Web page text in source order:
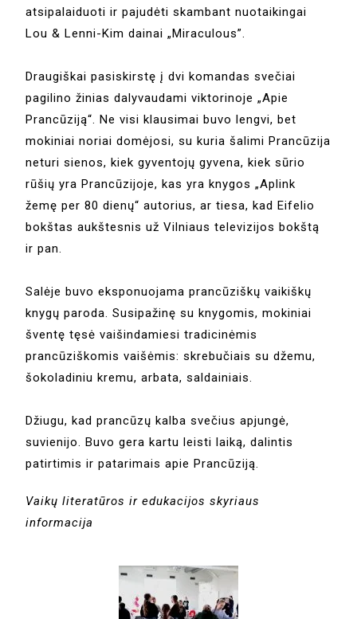
atsipalaiduoti ir pajudėti skambant nuotaikingai
Lou & Lenni-Kim dainai „Miraculous”.
Draugiškai pasiskirstę į dvi komandas svečiai
pagilino žinias dalyvaudami viktorinoje „Apie
Prancūziją“. Ne visi klausimai buvo lengvi, bet
mokiniai noriai domėjosi, su kuria šalimi Prancūzija
neturi sienos, kiek gyventojų gyvena, kiek sūrio
rūšių yra Prancūzijoje, kas yra knygos „Aplink
žemę per 80 dienų“ autorius, ar tiesa, kad Eifelio
bokštas aukštesnis už Vilniaus televizijos bokštą
ir pan.
Salėje buvo eksponuojama prancūziškų vaikiškų
knygų paroda. Susipažinę su knygomis, mokiniai
šventę tęsė vaišindamiesi tradicinėmis
prancūziškomis vaišėmis: skrebučiais su džemu,
šokoladiniu kremu, arbata, saldainiais.
Džiugu, kad prancūzų kalba svečius apjungė,
suvienijo. Buvo gera kartu leisti laiką, dalintis
patirtimis ir patarimais apie Prancūziją.
Vaikų literatūros ir edukacijos skyriaus
informacija